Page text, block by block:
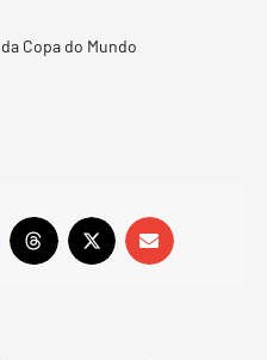
Copa do Mundo